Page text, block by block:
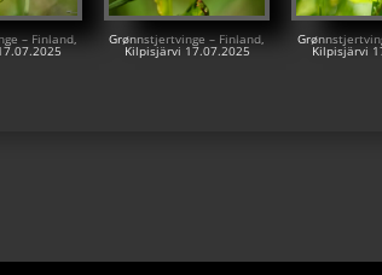
– Finland, Grønnstjertvinge – Finland,
Kilpisjärvi 17.07.2025 Kilpisjärvi